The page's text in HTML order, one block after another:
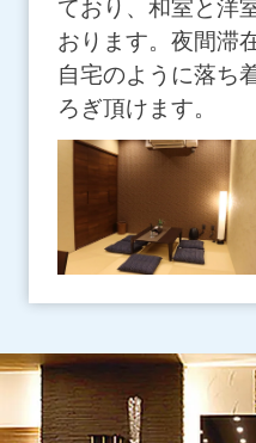
ており、和室と洋
おります。夜間滞
自宅のように落ち
ろぎ頂けます。